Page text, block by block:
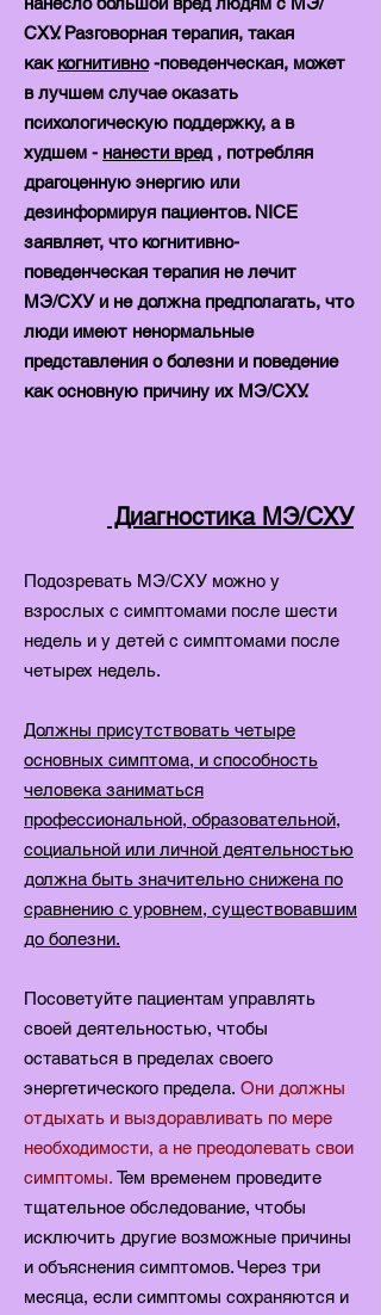
СХУ. Разговорная терапия, такая
как когнитивно-поведенческая, может
в лучшем случае оказать
психологическую поддержку, а в
худшем - нанести вред, потребляя
драгоценную энергию или
дезинформируя пациентов. NICE
заявляет, что когнитивно-
поведенческая терапия не лечит
MЭ/CХУ и не должна предполагать, что
люди имеют ненормальные
представления о болезни и поведение
как основную причину их MЭ/CХУ.
Диагностика МЭ/СХУ
Подозревать МЭ/СХУ можно у
взрослых с симптомами после шести
недель и у детей с симптомами после
четырех недель.
Должны присутствовать четыре
основных симптома, и способность
человека заниматься
профессиональной, образовательной,
социальной или личной деятельностью
должна быть значительно снижена по
сравнению с уровнем, существовавшим
до болезни.
Посоветуйте пациентам управлять
своей деятельностью, чтобы
оставаться в пределах своего
энергетического предела. Они должны
отдыхать и выздоравливать по мере
необходимости, а не преодолевать свои
симптомы. Тем временем проведите
тщательное обследование, чтобы
исключить другие возможные причины
и объяснения симптомов. Через три
месяца, если симптомы сохраняются и